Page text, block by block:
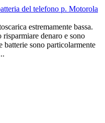
del telefono p. Motorola
estremamente bassa.
risparmiare denaro e sono
batterie sono particolarmente